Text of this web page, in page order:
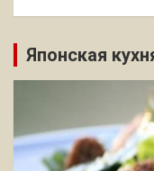
Японская